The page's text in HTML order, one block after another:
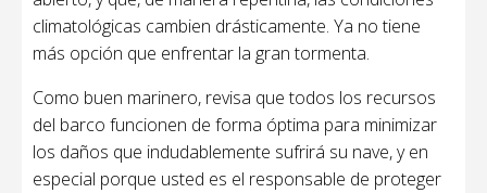
climatológicas cambien drásticamente. Ya no tiene
más opción que enfrentar la gran tormenta.
Como buen marinero, revisa que todos los recursos
del barco funcionen de forma óptima para minimizar
los daños que indudablemente sufrirá su nave, y en
especial porque usted es el responsable de proteger